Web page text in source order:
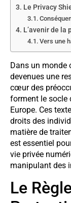
Le Privacy
L’avenir de la
Vers une
Dans un monde
devenues une
cœur des
forment le socle
Europe. Ces
droits des
matière de
est essentiel
vie privée
manipulant des
Le